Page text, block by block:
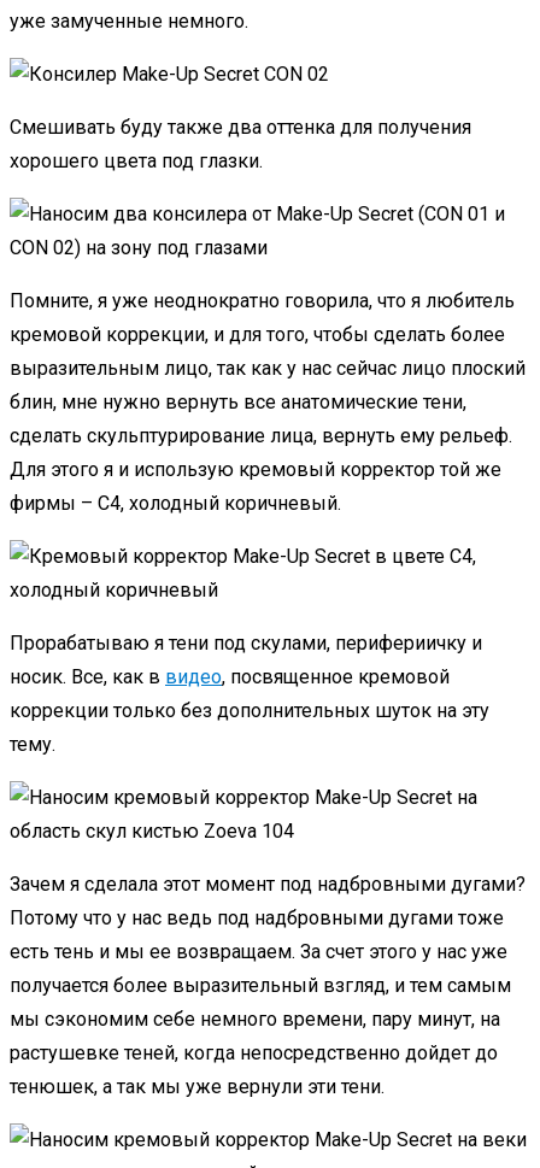
уже замученные немного.
Смешивать буду также два оттенка для получения
хорошего цвета под глазки.
Помните, я уже неоднократно говорила, что я любитель
кремовой коррекции, и для того, чтобы сделать более
выразительным лицо, так как у нас сейчас лицо плоский
блин, мне нужно вернуть все анатомические тени,
сделать скульптурирование лица, вернуть ему рельеф.
Для этого я и использую кремовый корректор той же
фирмы – C4, холодный коричневый.
Прорабатываю я тени под скулами, перифериичку и
носик. Все, как в видео, посвященное кремовой
коррекции только без дополнительных шуток на эту
тему.
Зачем я сделала этот момент под надбровными дугами?
Потому что у нас ведь под надбровными дугами тоже
есть тень и мы ее возвращаем. За счет этого у нас уже
получается более выразительный взгляд, и тем самым
мы сэкономим себе немного времени, пару минут, на
растушевке теней, когда непосредственно дойдет до
тенюшек, а так мы уже вернули эти тени.